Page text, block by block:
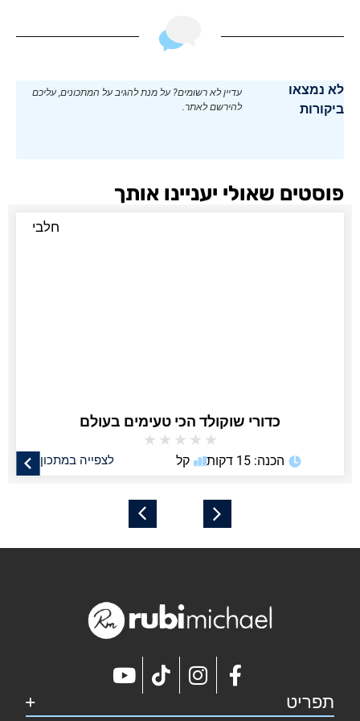
לא נמצאו
ביקורות
עדיין לא רשומים? על מנת להגיב על המתכונים, עליכם
להירשם לאתר.
פוסטים שאולי יעניינו אותך
חלבי
כדורי שוקולד הכי טעימים בעולם
★
★
★
★
★
לצפייה במתכון הכנה: 15 דקות קל
תפריט